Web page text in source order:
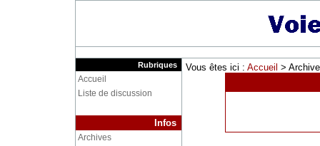
Rubriques
Accueil
Liste de discussion
Infos
Archives
Vous êtes ici : Accueil >